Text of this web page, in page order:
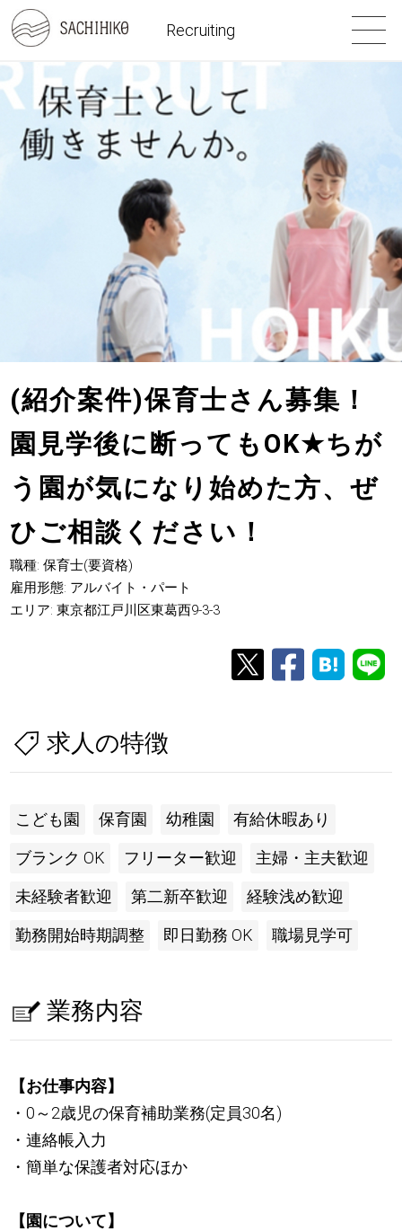
Recruiting
(紹介案件)保育士さん募集！
園見学後に断ってもOK★ちが
う園が気になり始めた方、ぜ
ひご相談ください！
職種: 保育士(要資格)
雇用形態: アルバイト・パート
エリア: 東京都江戸川区東葛西9-3-3
求人の特徴
こども園 保育園 幼稚園 有給休暇あり
ブランク OK フリーター歓迎 主婦・主夫歓迎
未経験者歓迎 第二新卒歓迎 経験浅め歓迎
勤務開始時期調整 即日勤務 OK 職場見学可
業務内容
【お仕事内容】
・0～2歳児の保育補助業務(定員30名)
・連絡帳入力
・簡単な保護者対応ほか
【園について】